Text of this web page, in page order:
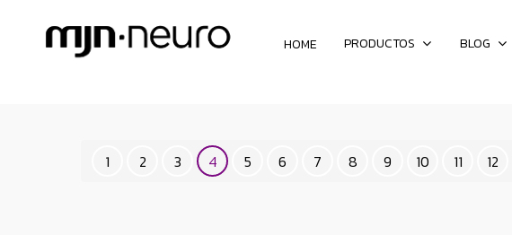
HOME PRODUCTOS BLOG
1 2 3 4 5 6 7 8 9 10 11 12